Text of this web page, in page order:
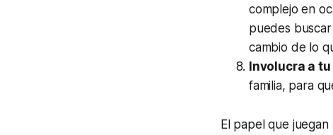
complejo en
puedes
cambio de lo
Involucra a
familia, para
El papel que